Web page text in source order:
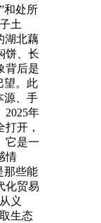
和处所
土
湖北藕
饼、长
背后是
望。此
源、手
2025年
开，
它是一
情
那些能
化贸易
义
生态